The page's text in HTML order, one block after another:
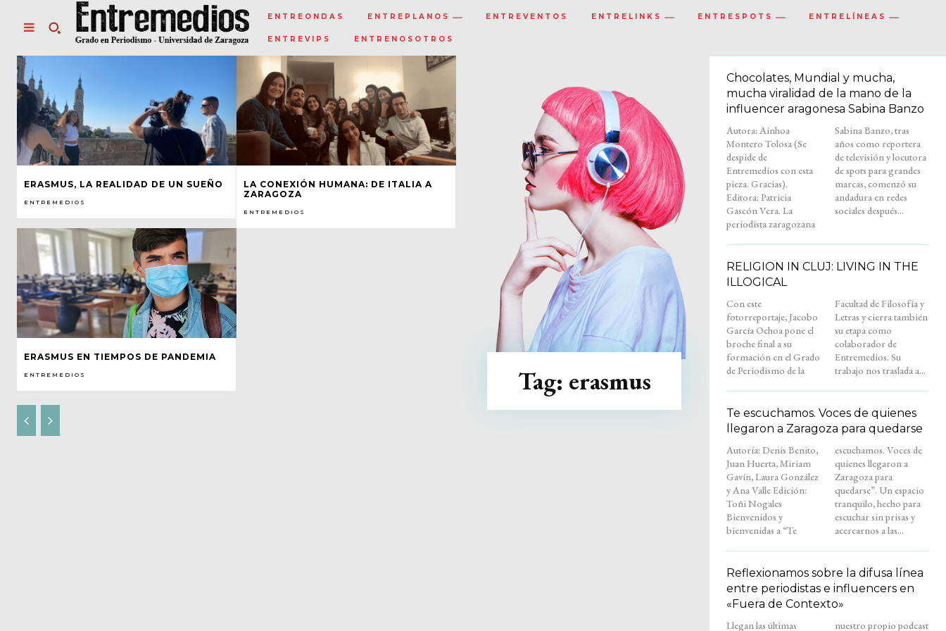
ENTREONDAS ENTREPLANOS ENTREVENTOS ENTRELINKS ENTRESPOTS ENTRELÍNEAS
ENTREVIPS ENTRENOSOTROS
ERASMUS, LA REALIDAD DE UN SUEÑO
ENTREMEDIOS
LA CONEXIÓN HUMANA: DE ITALIA A
ZARAGOZA
ENTREMEDIOS
ERASMUS EN TIEMPOS DE PANDEMIA
ENTREMEDIOS Tag: erasmus
Chocolates, Mundial y mucha,
mucha viralidad de la mano de la
influencer aragonesa Sabina Banzo
Autora: Ainhoa
Montero Tolosa (Se
despide de
Entremedios con esta
pieza. Gracias).
Editora: Patricia
Gascón Vera. La
periodista zaragozana
Sabina Banzo, tras
años como reportera
de televisión y locutora
de spots para grandes
marcas, comenzó su
andadura en redes
sociales después...
RELIGION IN CLUJ: LIVING IN THE
ILLOGICAL
Con este
fotorreportaje, Jacobo
García Ochoa pone el
broche final a su
formación en el Grado
de Periodismo de la
Facultad de Filosofía y
Letras y cierra también
su etapa como
colaborador de
Entremedios. Su
trabajo nos traslada a...
Te escuchamos. Voces de quienes
llegaron a Zaragoza para quedarse
Autoría: Denis Benito,
Juan Huerta, Miriam
Gavín, Laura González
y Ana Valle Edición:
Toñi Nogales
Bienvenidos y
bienvenidas a “Te
escuchamos. Voces de
quienes llegaron a
Zaragoza para
quedarse”. Un espacio
tranquilo, hecho para
escuchar sin prisas y
acercarnos a las...
Reflexionamos sobre la difusa línea
entre periodistas e influencers en
«Fuera de Contexto»
Llegan las últimas
nuestro propio podcast